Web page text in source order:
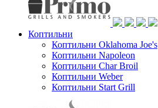
Коптильни
Коптильни Oklahoma Joe's
Коптильни Napoleon
Коптильни Char Broil
Коптильни Weber
Коптильни Start Grill